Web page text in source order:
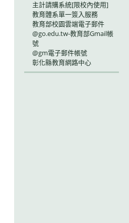
主計請購系統[限校內使用]
教育體系單一簽入服務
教育部校園雲端電子郵件
@go.edu.tw-教育部Gmail帳
號
@gm電子郵件帳號
彰化縣教育網路中心